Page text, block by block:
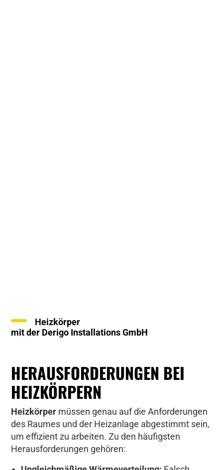
Heizkörper
mit der Derigo Installations GmbH
HERAUSFORDERUNGEN BEI
HEIZKÖRPERN
Heizkörper müssen genau auf die Anforderungen
des Raumes und der Heizanlage abgestimmt sein,
um effizient zu arbeiten. Zu den häufigsten
Herausforderungen gehören: